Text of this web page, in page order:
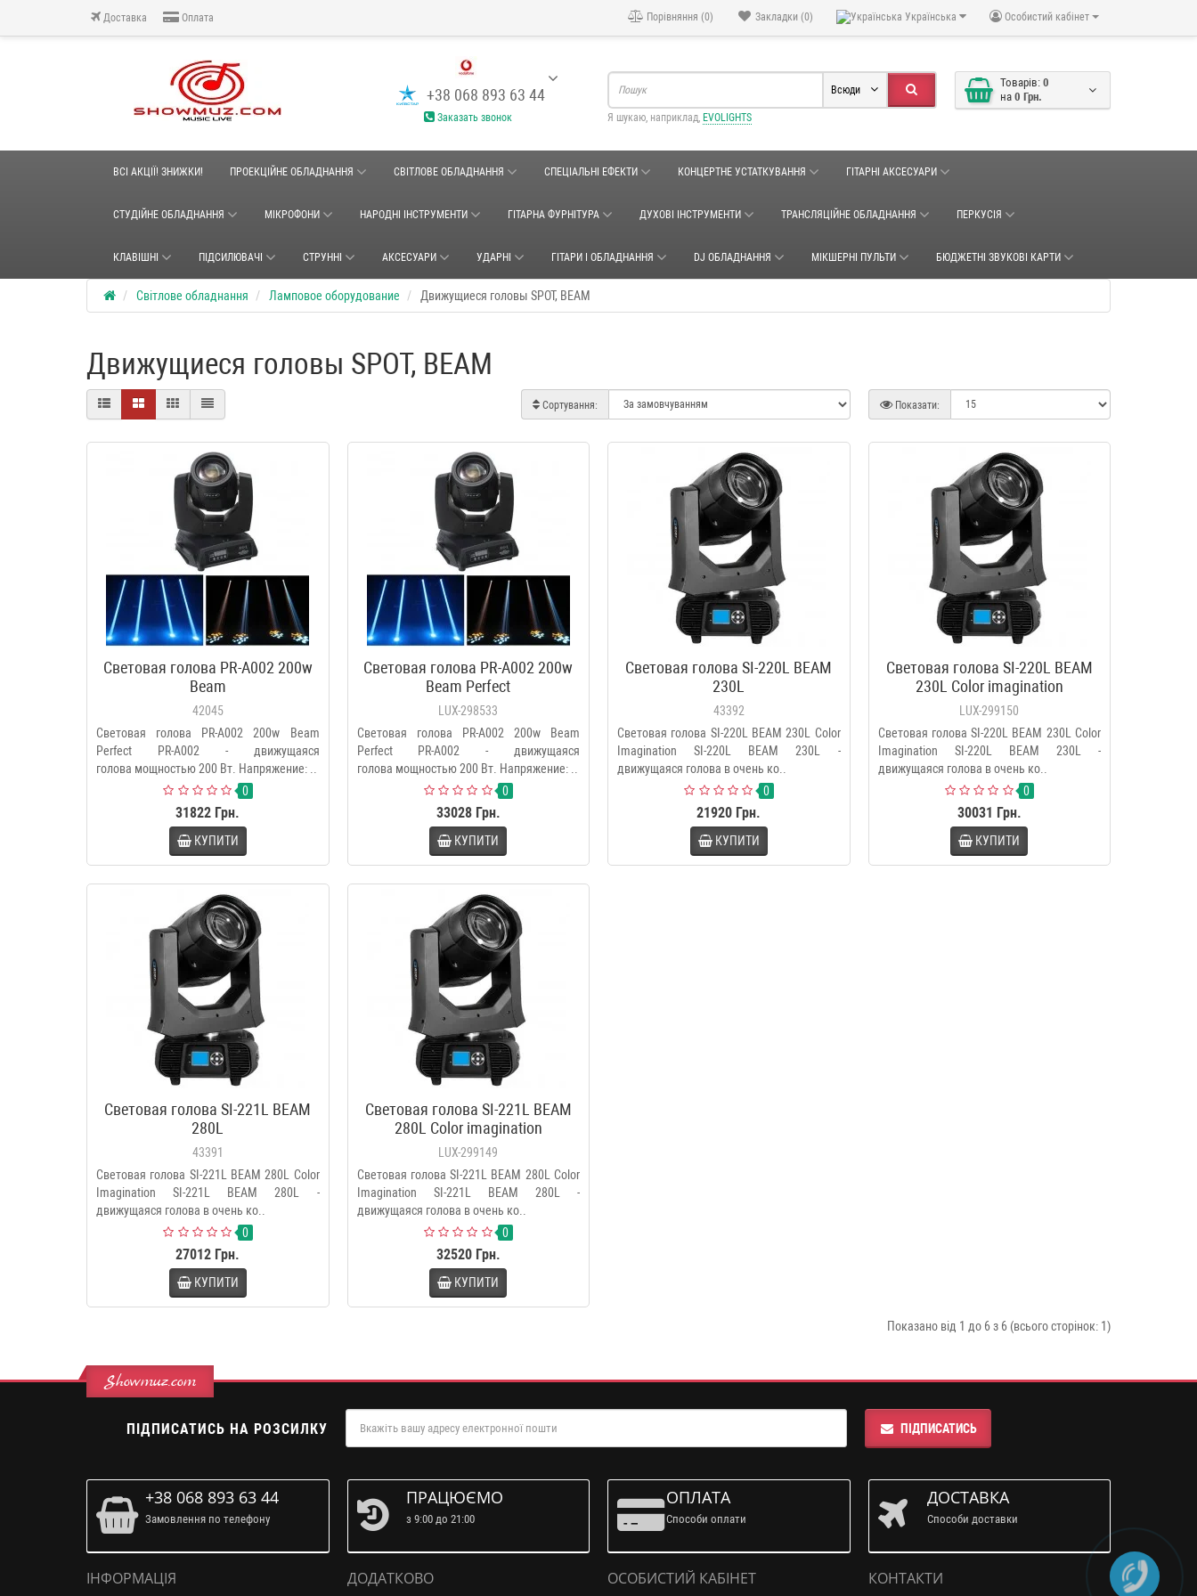
Доставка Оплата Особистий кабінет
Українська
Закладки (0)
Порівняння (0)
+38 068 893 63 44
Заказать звонок
Товарів: 0
на 0 Грн.
Всюди
Я шукаю, наприклад, EVOLIGHTS
ВСІ АКЦІЇ! ЗНИЖКИ! ПРОЕКЦІЙНЕ ОБЛАДНАННЯ СВІТЛОВЕ ОБЛАДНАННЯ СПЕЦІАЛЬНІ ЕФЕКТИ КОНЦЕРТНЕ УСТАТКУВАННЯ ГІТАРНІ АКСЕСУАРИ
СТУДІЙНЕ ОБЛАДНАННЯ МІКРОФОНИ НАРОДНІ ІНСТРУМЕНТИ ГІТАРНА ФУРНІТУРА ДУХОВІ ІНСТРУМЕНТИ ТРАНСЛЯЦІЙНЕ ОБЛАДНАННЯ ПЕРКУСІЯ
КЛАВІШНІ ПІДСИЛЮВАЧІ СТРУННІ АКСЕСУАРИ УДАРНІ ГІТАРИ І ОБЛАДНАННЯ DJ ОБЛАДНАННЯ МІКШЕРНІ ПУЛЬТИ БЮДЖЕТНІ ЗВУКОВІ КАРТИ
Світлове обладнання Ламповое оборудование Движущиеся головы SPOT, BEAM
Движущиеся головы SPOT, BEAM
Сортування: Показати:
Световая голова PR-A002 200w
Beam
42045
Световая голова PR-A002 200w Beam
Perfect PR-A002 - движущаяся
голова мощностью 200 Вт. Напряжение: ..
0
31822 Грн.
КУПИТИ
Световая голова PR-A002 200w
Beam Perfect
LUX-298533
Световая голова PR-A002 200w Beam
Perfect PR-A002 - движущаяся
голова мощностью 200 Вт. Напряжение: ..
0
33028 Грн.
КУПИТИ
Световая голова SI-220L BEAM
230L
43392
Световая голова SI-220L BEAM 230L Color
Imagination SI-220L BEAM 230L -
движущаяся голова в очень ко..
0
21920 Грн.
КУПИТИ
Световая голова SI-220L BEAM
230L Color imagination
LUX-299150
Световая голова SI-220L BEAM 230L Color
Imagination SI-220L BEAM 230L -
движущаяся голова в очень ко..
0
30031 Грн.
КУПИТИ
Световая голова SI-221L BEAM
280L
43391
Световая голова SI-221L BEAM 280L Color
Imagination SI-221L BEAM 280L -
движущаяся голова в очень ко..
0
27012 Грн.
КУПИТИ
Световая голова SI-221L BEAM
280L Color imagination
LUX-299149
Световая голова SI-221L BEAM 280L Color
Imagination SI-221L BEAM 280L -
движущаяся голова в очень ко..
0
32520 Грн.
КУПИТИ
Показано від 1 до 6 з 6 (всього сторінок: 1)
Showmuz.com
ПІДПИСАТИСЬ НА РОЗСИЛКУ ПІДПИСАТИСЬ
+38 068 893 63 44
Замовлення по телефону
ПРАЦЮЄМО
з 9:00 до 21:00
ОПЛАТА
Способи оплати
ДОСТАВКА
Способи доставки
ІНФОРМАЦІЯ ДОДАТКОВО ОСОБИСТИЙ КАБІНЕТ КОНТАКТИ